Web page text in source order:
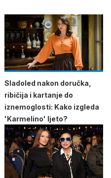
Sladoled nakon doručka,
ribičija i kartanje do
iznemoglosti: Kako izgleda
'Karmelino' ljeto?